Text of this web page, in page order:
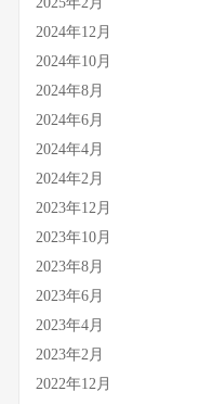
2024年12月
2024年10月
2024年8月
2024年6月
2024年4月
2024年2月
2023年12月
2023年10月
2023年8月
2023年6月
2023年4月
2023年2月
2022年12月